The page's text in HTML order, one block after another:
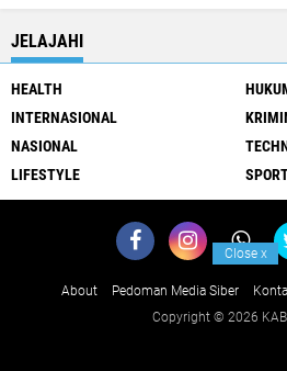
JELAJAHI
HEALTH
INTERNASIONAL
NASIONAL
LIFESTYLE
About Pedoman Media Siber
Copyright © 2026
Close x